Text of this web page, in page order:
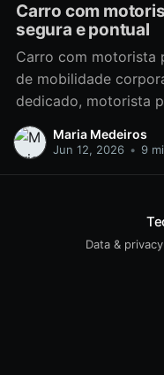
Carro com
segura e pontual
Carro com motorista
de mobilidade
dedicado, motorista
medida para reduzir
deslocamentos,
Maria Medeiros
Jun 12, 2026 • 9
Data & privacy